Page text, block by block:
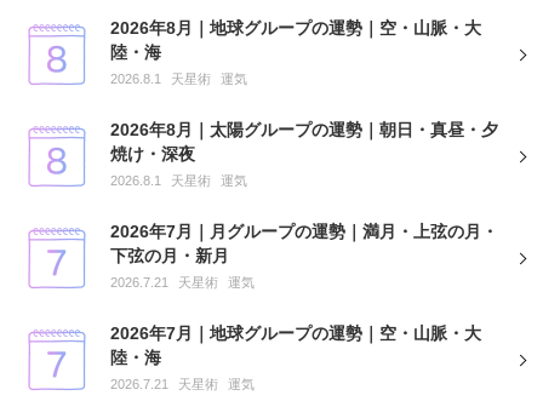
2026年8月｜地球グループの運勢｜空・山脈・大
陸・海
2026.8.1 天星術 運気
2026年8月｜太陽グループの運勢｜朝日・真昼・夕
焼け・深夜
2026.8.1 天星術 運気
2026年7月｜月グループの運勢｜満月・上弦の月・
下弦の月・新月
2026.7.21 天星術 運気
2026年7月｜地球グループの運勢｜空・山脈・大
陸・海
2026.7.21 天星術 運気